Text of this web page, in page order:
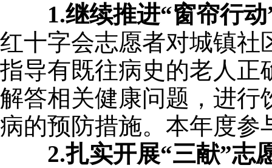
1.继续推进“窗帘行
红十字会志愿者对城镇社
指导有既往病史的老人正
解答相关健康问题，进行
病的预防措施。本年度参
2.扎实开展“三献”志